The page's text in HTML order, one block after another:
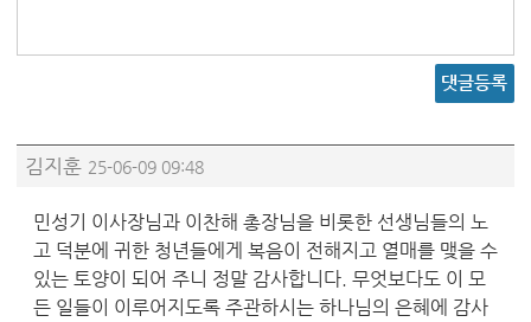
댓글등록
김지훈 25-06-09 09:48
민성기 이사장님과 이찬해 총장님을 비롯한 선생님들의 노
고 덕분에 귀한 청년들에게 복음이 전해지고 열매를 맺을 수
있는 토양이 되어 주니 정말 감사합니다. 무엇보다도 이 모
든 일들이 이루어지도록 주관하시는 하나님의 은혜에 감사